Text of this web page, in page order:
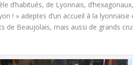
d’habitués, de Lyonnais,
! » adeptes d’un accueil à la
de Beaujolais, mais aussi de grands